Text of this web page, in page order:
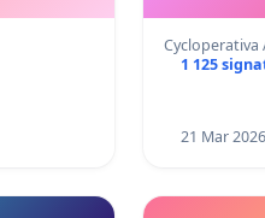
Cycloperativa
1 125
21 Mar 2026